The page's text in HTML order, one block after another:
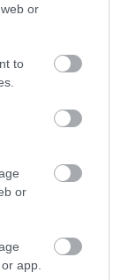
or
to
or
app.
os Euromoney
három